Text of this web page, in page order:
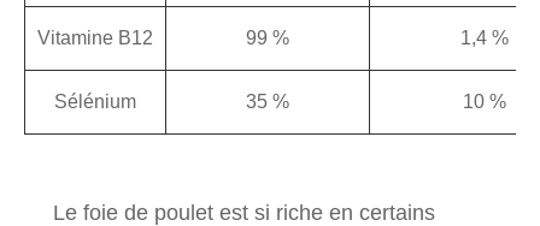
Vitamine B12 99 % 1,4 %
Sélénium 35 % 10 %
Le foie de poulet est si riche en certains